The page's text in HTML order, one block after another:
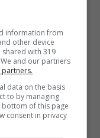
Meta
information from
other device
with 319
and our partners
partners.
data on the basis
to by managing
of this page
consent in privacy